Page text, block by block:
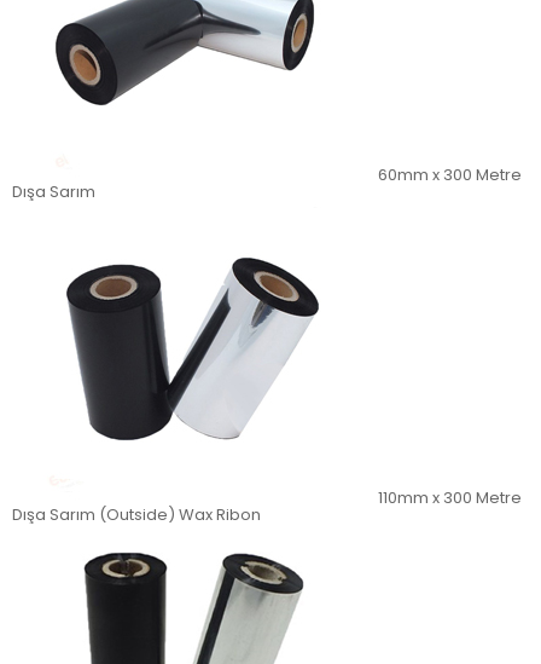
60mm x 300 Metre
Dışa Sarım
110mm x 300 Metre
Dışa Sarım (Outside) Wax Ribon